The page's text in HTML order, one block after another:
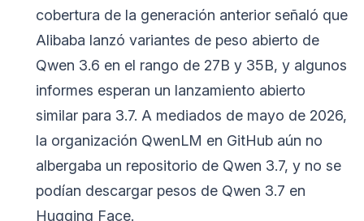
cobertura de la generación anterior señaló que
Alibaba lanzó variantes de peso abierto de
Qwen 3.6 en el rango de 27B y 35B, y algunos
informes esperan un lanzamiento abierto
similar para 3.7. A mediados de mayo de 2026,
la organización QwenLM en GitHub aún no
albergaba un repositorio de Qwen 3.7, y no se
podían descargar pesos de Qwen 3.7 en
Hugging Face.